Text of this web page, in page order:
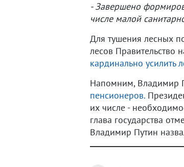
- Завершено
числе малой
Для тушения лесных
лесов Правительство
кардинально усилить
Напомним, Владимир
пенсионеров.
их числе -
глава государства
Владимир Путин